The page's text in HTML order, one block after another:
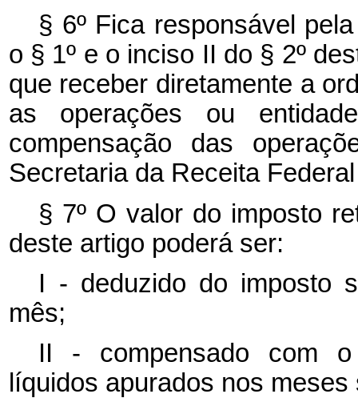
§ 6º Fica responsável
o § 1º e o inciso II do § 2º
que receber diretamente a
as operações ou
compensação das
Secretaria da Receita
§ 7º O valor do imposto
deste artigo poderá ser:
I - deduzido do imposto
mês;
II - compensado com o
líquidos apurados nos